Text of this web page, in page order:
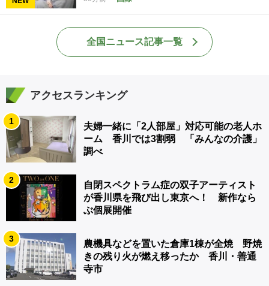
全国ニュース記事一覧
アクセスランキング
1
夫婦一緒に「2人部屋」対応可能の老人ホ
ーム 香川では3割弱 「みんなの介護」
調べ
2
自閉スペクトラム症の双子アーティスト
が香川県を飛び出し東京へ！ 新作なら
ぶ個展開催
3
農機具などを置いた倉庫1棟が全焼 野焼
きの残り火が燃え移ったか 香川・善通
寺市